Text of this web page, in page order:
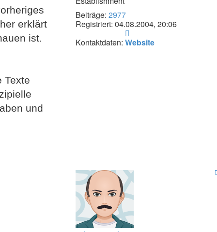
Beiträge: 2977
Registriert: 04.08.2004, 20:06
Kontaktdaten:
von
Website
erklärt
ist.
Texte
und